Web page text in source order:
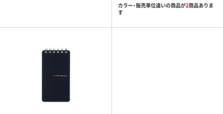
カラー・販売単位違いの商品が2商品ありま
す